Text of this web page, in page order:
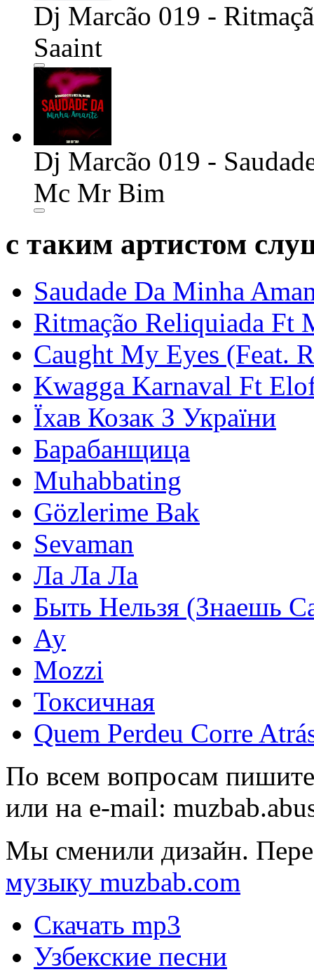
Dj Marcão 019 -
Saaint
Dj Marcão 019 -
Mc Mr Bim
с таким артистом
Saudade Da Minha
Ritmação Reliquiada Ft
Caught My Eyes (Feat.
Kwagga Karnaval Ft
Їхав Козак З України
Барабанщица
Muhabbating
Gözlerime Bak
Sevaman
Ла Ла Ла
Быть Нельзя (Знаешь
Ау
Mozzi
Токсичная
Quem Perdeu Corre
По всем вопросам
или на e-mail:
Мы сменили дизайн.
музыку muzbab.com
Скачать mp3
Узбекские песни